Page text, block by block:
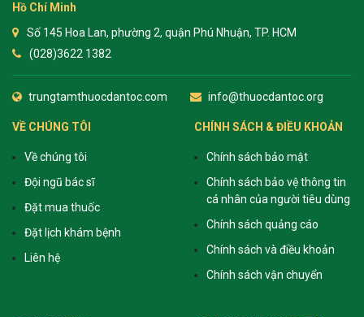
Hồ Chí Minh
Số 145 Hoa Lan, phường 2, quận Phú Nhuận, TP. HCM
(028)3622 1382
trungtamthuocdantoc.com info@thuocdantoc.org
VỀ CHÚNG TÔI
Về chúng tôi
Đội ngũ bác sĩ
Đặt mua thuốc
Đặt lịch khám bệnh
Liên hệ
CHÍNH SÁCH & ĐIỀU KHOẢN
Chính sách bảo mật
Chính sách bảo vệ thông tin
cá nhân của người tiêu dùng
Chính sách quảng cáo
Chính sách và điều khoản
Chính sách vận chuyển